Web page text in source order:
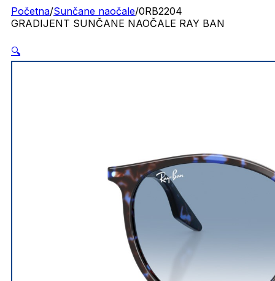
Početna/Sunčane naočale/0RB2204
GRADIJENT SUNČANE NAOČALE RAY BAN
🔍